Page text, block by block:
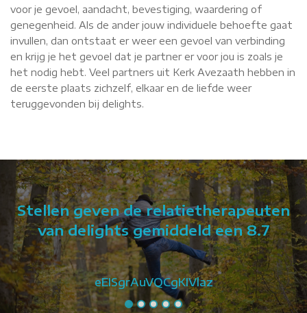
voor je gevoel, aandacht, bevestiging, waardering of
genegenheid. Als de ander jouw individuele behoefte gaat
invullen, dan ontstaat er weer een gevoel van verbinding
en krijg je het gevoel dat je partner er voor jou is zoals je
het nodig hebt. Veel partners uit Kerk Avezaath hebben in
de eerste plaats zichzelf, elkaar en de liefde weer
teruggevonden bij delights.
Stellen geven de relatietherapeuten
van delights gemiddeld een 8.7
eEISgrAuVQCgKIVlaz